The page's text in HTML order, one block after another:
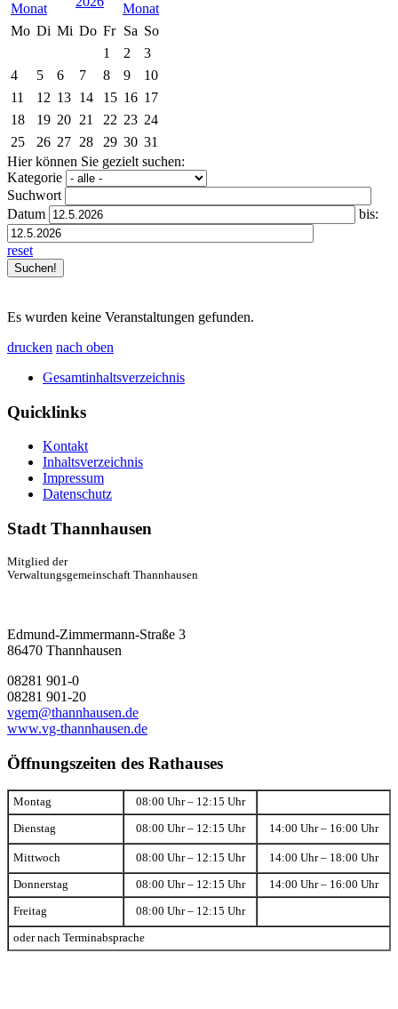
Mo Di Mi Do Fr Sa So
1
2
3
4
5 6 7 8 9
10
11
12 13 14 15 16 17
18
19 20 21 22 23 24
25
26 27 28 29 30 31
Hier können Sie gezielt suchen:
Kategorie
Suchwort
Datum
bis:
reset
Es wurden keine Veranstaltungen gefunden.
drucken nach oben
Gesamtinhaltsverzeichnis
Quicklinks
Kontakt
Inhaltsverzeichnis
Impressum
Datenschutz
Stadt Thannhausen
Mitglied der
Verwaltungsgemeinschaft Thannhausen
Edmund-Zimmermann-Straße 3
86470 Thannhausen
08281 901-0
08281 901-20
vgem@thannhausen.de
www.vg-thannhausen.de
Öffnungszeiten des Rathauses
Montag 08:00 Uhr – 12:15 Uhr
Dienstag 08:00 Uhr – 12:15 Uhr 14:00 Uhr – 16:00 Uhr
Mittwoch 08:00 Uhr – 12:15 Uhr 14:00 Uhr – 18:00 Uhr
Donnerstag 08:00 Uhr – 12:15 Uhr 14:00 Uhr – 16:00 Uhr
Freitag 08:00 Uhr – 12:15 Uhr
oder nach Terminabsprache